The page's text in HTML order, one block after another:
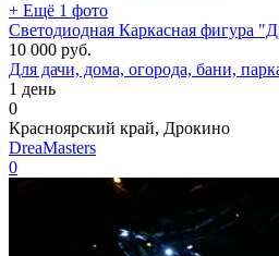
+ Ещё 1 фото
Светодиодная Каркасная фигура
10 000 руб.
Для дачи, дома, огорода, бани,
1 день
0
Красноярский край, Дрокино
DreaMasters
0